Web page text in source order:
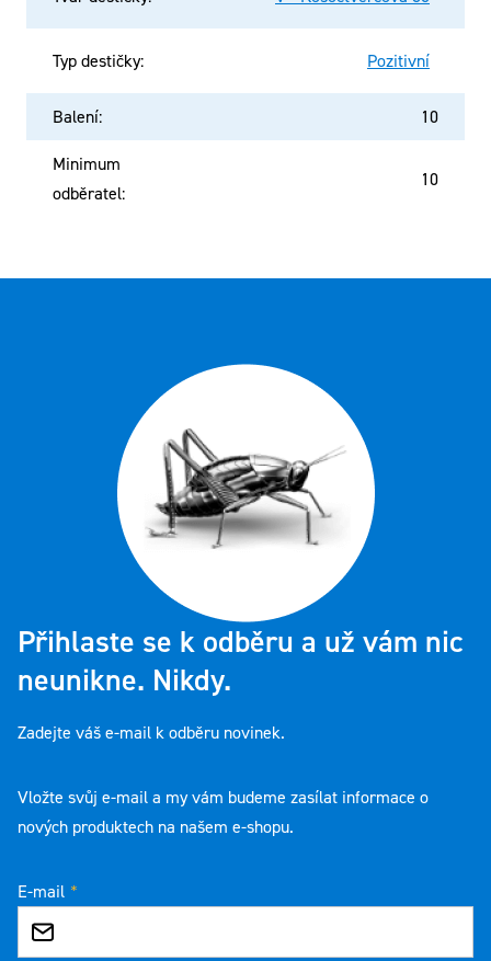
Typ destičky: Pozitivní
Balení: 10
Minimum
odběratel:
10
Přihlaste se k odběru a už vám nic
neunikne. Nikdy.
Zadejte váš e-mail k odběru novinek.
Vložte svůj e-mail a my vám budeme zasílat informace o
nových produktech na našem e-shopu.
E-mail